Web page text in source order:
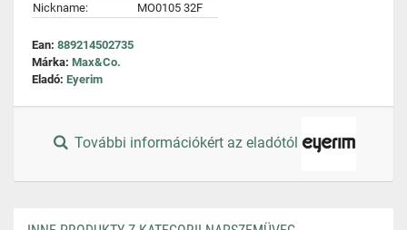
Nickname:
MO0105 32F
Ean: 889214502735
Márka: Max&Co.
Eladó: Eyerim
További információkért az eladótól